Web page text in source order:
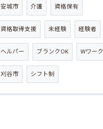
安城市 介護 資格保有
資格取得支援 未経験 経験者
ヘルパー ブランクOK Wワーク
刈谷市 シフト制